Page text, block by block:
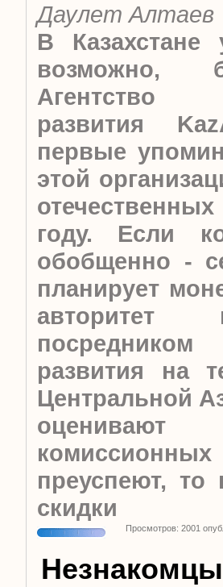
Даулет Алтаев
В Казахстане
возможно,
Агентство
развития
первые
этой
году. Если
обобщенно -
планирует
авторитет
развития на
Центральной
преуспеют,
скидки
Просмотров: 2001